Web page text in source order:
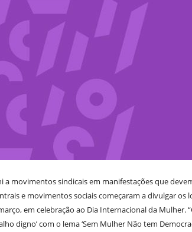
a movimentos sindicais em manifestações que
e movimentos sociais começaram a divulgar
em celebração ao Dia Internacional da Mulher.
digno’ com o lema ‘Sem Mulher Não tem